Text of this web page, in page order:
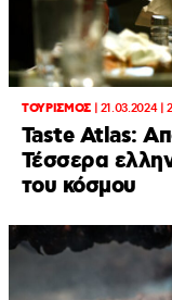
ΤΟΥΡΙΣΜΟΣ| 21.03.2024 |
Taste Atlas:
Τέσσερα
του κόσμου